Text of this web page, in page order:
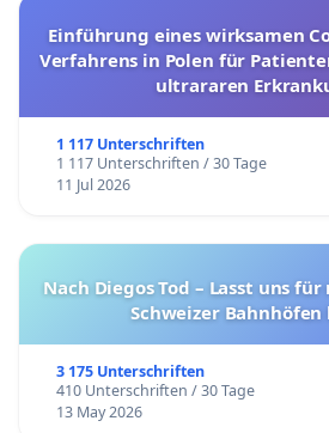
Einführung eines wirksamen
Verfahrens in Polen für
ultrararen
1 117 Unterschriften
1 117 Unterschriften / 30 Tage
11 Jul 2026
Nach Diegos Tod – Lasst uns
Schweizer
3 175 Unterschriften
410 Unterschriften / 30 Tage
13 May 2026